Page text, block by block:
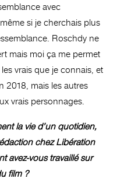
avec
si je cherchais plus
Roschdy ne
mais moi ça me permet
vrais que je connais, et
2018, mais les autres
vrais personnages.
la vie d’un quotidien,
chez Libération
avez-vous travaillé sur
film ?